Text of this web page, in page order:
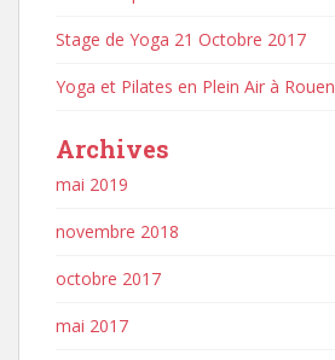
Stage de Yoga 21 Octobre 2017
Yoga et Pilates en Plein Air à Rouen
Archives
mai 2019
novembre 2018
octobre 2017
mai 2017